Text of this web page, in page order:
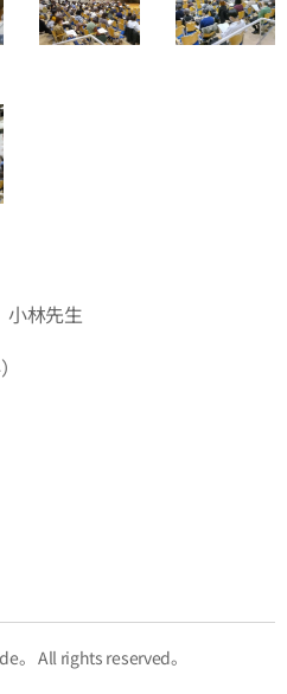
林先生
。 All rights reserved。